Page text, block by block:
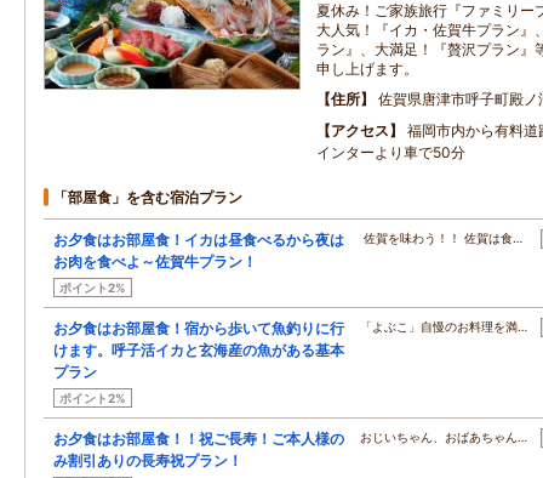
夏休み！ご家族旅行『ファミリー
大人気！『イカ・佐賀牛プラン』
ラン』、大満足！『贅沢プラン』
申し上げます。
住所
佐賀県唐津市呼子町殿
アクセス
福岡市内から有料
インターより車で50分
「部屋食」を含む宿泊プラン
お夕食はお部屋食！イカは昼食べるから夜は
お肉を食べよ～佐賀牛プラン！
ポイント2%
佐賀を味わう！！ 佐賀は食…
お夕食はお部屋食！宿から歩いて魚釣りに行
けます。呼子活イカと玄海産の魚がある基本
プラン
ポイント2%
「よぶこ」自慢のお料理を満…
お夕食はお部屋食！！祝ご長寿！ご本人様の
み割引ありの長寿祝プラン！
おじいちゃん、おばあちゃん…